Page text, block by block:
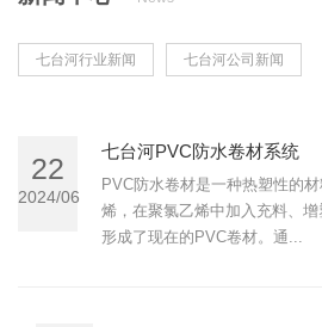
七台河行业新闻 七台河公司新闻
22
2024/06
七台河PVC防水卷材系统
PVC防水卷材是一种热塑性的
烯，在聚氯乙烯中加入充料、增
形成了现在的PVC卷材。通...